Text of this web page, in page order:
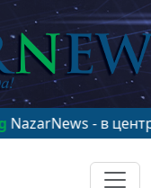
- в центре